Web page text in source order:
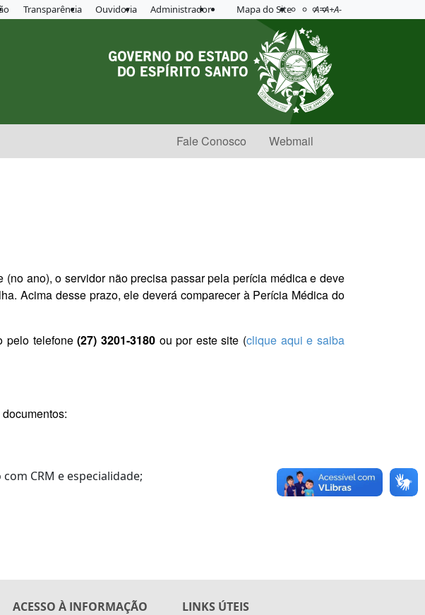
Transparência Ouvidoria Administrador Mapa do Site Acessibilidade
Aplicar contraste
A=A+A-
Fale Conosco Webmail
ano), o servidor não precisa passar pela perícia médica e deve
Acima desse prazo, ele deverá comparecer à Perícia Médica do
pelo telefone(27) 3201-3180ou por este site (clique aqui e saiba
CRM e especialidade;
ACESSO À INFORMAÇÃO
LINKS ÚTEIS